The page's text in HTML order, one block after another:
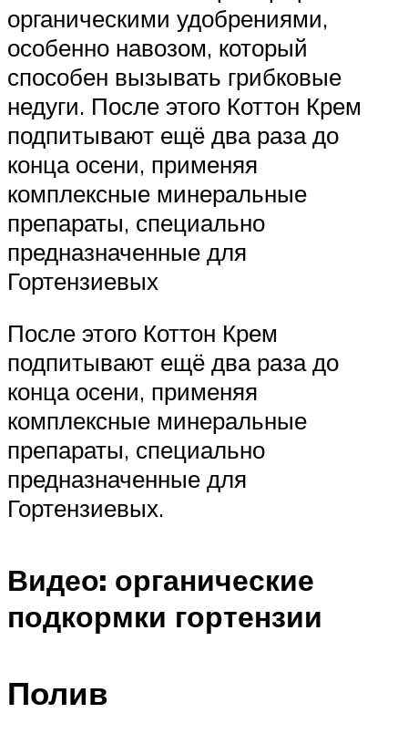
органическими удобрениями,
особенно навозом, который
способен вызывать грибковые
недуги. После этого Коттон Крем
подпитывают ещё два раза до
конца осени, применяя
комплексные минеральные
препараты, специально
предназначенные для
Гортензиевых
После этого Коттон Крем
подпитывают ещё два раза до
конца осени, применяя
комплексные минеральные
препараты, специально
предназначенные для
Гортензиевых.
Видео: органические
подкормки гортензии
Полив